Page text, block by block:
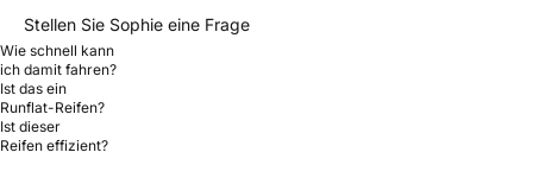
Stellen Sie Sophie eine Frage
Wie schnell kann
ich damit fahren?
Ist das ein
Runflat-Reifen?
Ist dieser
Reifen effizient?